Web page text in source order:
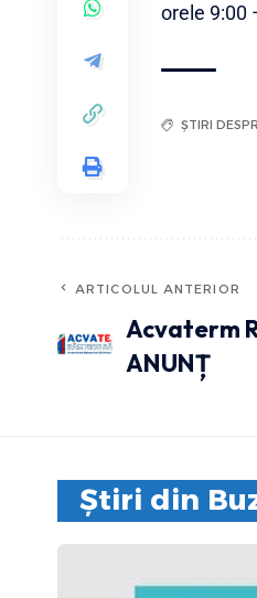
orele 9:00
ȘTIRI
ARTICOLUL ANTERIOR
Acvaterm
ANUNȚ
Știri din